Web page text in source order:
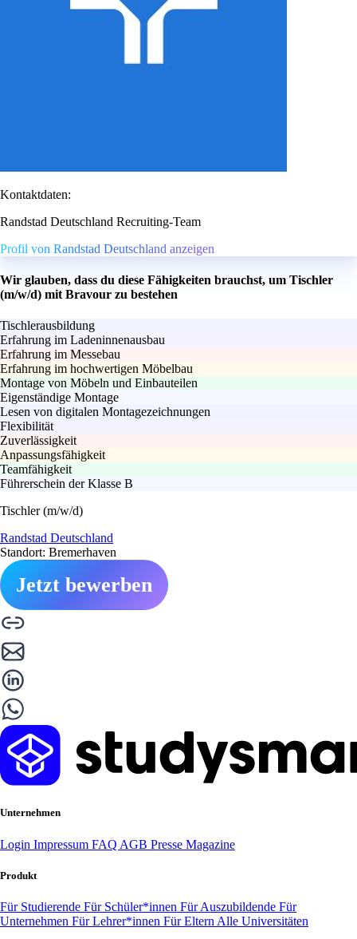
Kontaktdaten:
Randstad Deutschland Recruiting-Team
Profil von Randstad Deutschland anzeigen
Wir glauben, dass du diese Fähigkeiten brauchst, um Tischler
(m/w/d) mit Bravour zu bestehen
Tischlerausbildung
Erfahrung im Ladeninnenausbau
Erfahrung im Messebau
Erfahrung im hochwertigen Möbelbau
Montage von Möbeln und Einbauteilen
Eigenständige Montage
Lesen von digitalen Montagezeichnungen
Flexibilität
Zuverlässigkeit
Anpassungsfähigkeit
Teamfähigkeit
Führerschein der Klasse B
Tischler (m/w/d)
Randstad Deutschland
Standort: Bremerhaven
Jetzt bewerben
Unternehmen
Login Impressum FAQ AGB Presse Magazine
Produkt
Für Studierende Für Schüler*innen Für Auszubildende Für
Unternehmen Für Lehrer*innen Für Eltern Alle Universitäten